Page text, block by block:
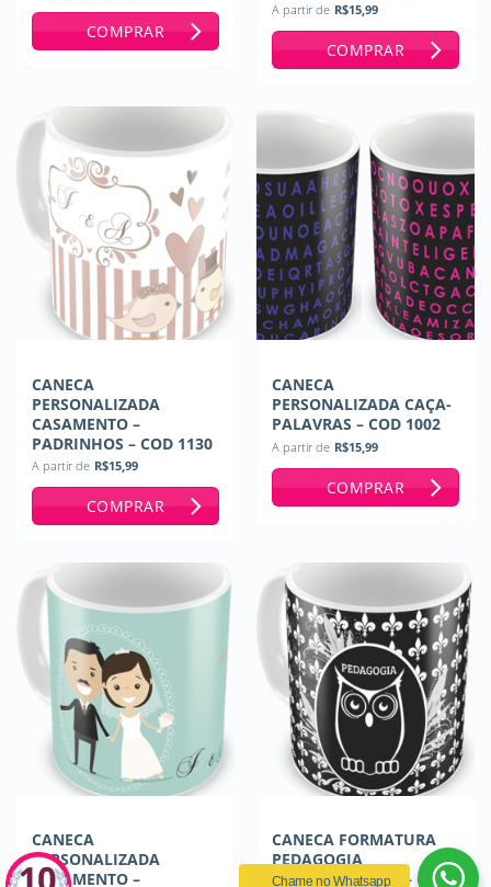
COMPRAR
A partir de R$15,99
COMPRAR
CANECA
PERSONALIZADA
CASAMENTO –
PADRINHOS – COD 1130
A partir de R$15,99
COMPRAR
CANECA
PERSONALIZADA CAÇA-
PALAVRAS – COD 1002
A partir de R$15,99
COMPRAR
CANECA
PERSONALIZADA
CASAMENTO –
CANECA FORMATURA
PEDAGOGIA
PERSONALIZADA – COD
Chame no Whatsapp